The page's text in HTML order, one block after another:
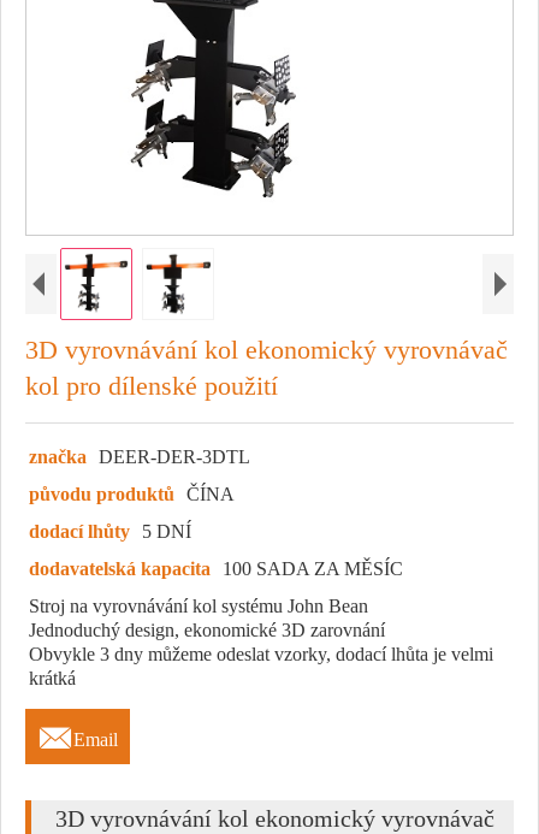
3D vyrovnávání kol ekonomický vyrovnávač
kol pro dílenské použití
značka
DEER-DER-3DTL
původu produktů
ČÍNA
dodací lhůty
5 DNÍ
dodavatelská kapacita
100 SADA ZA MĚSÍC
Stroj na vyrovnávání kol systému John Bean
Jednoduchý design, ekonomické 3D zarovnání
Obvykle 3 dny můžeme odeslat vzorky, dodací lhůta je velmi
krátká
Email
3D vyrovnávání kol ekonomický vyrovnávač